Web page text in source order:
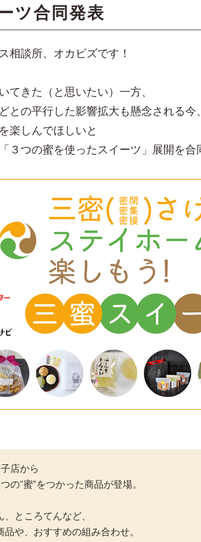
ツ合同発表
相談所、オカビズです！
てきた（と思いたい）一方、
との平行した影響拡大も懸念される今、
楽しんでほしいと
３つの蜜を使ったスイーツ」展開を合
店から
の”蜜”をつかった商品が登場。
ところてんなど、
や、おすすめの組み合わせ。